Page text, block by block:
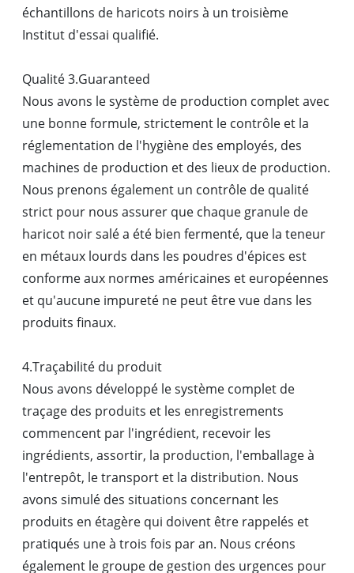
échantillons de haricots noirs à un troisième
Institut d'essai qualifié.
Qualité 3.Guaranteed
Nous avons le système de production complet avec
une bonne formule, strictement le contrôle et la
réglementation de l'hygiène des employés, des
machines de production et des lieux de production.
Nous prenons également un contrôle de qualité
strict pour nous assurer que chaque granule de
haricot noir salé a été bien fermenté, que la teneur
en métaux lourds dans les poudres d'épices est
conforme aux normes américaines et européennes
et qu'aucune impureté ne peut être vue dans les
produits finaux.
4.Traçabilité du produit
Nous avons développé le système complet de
traçage des produits et les enregistrements
commencent par l'ingrédient, recevoir les
ingrédients, assortir, la production, l'emballage à
l'entrepôt, le transport et la distribution. Nous
avons simulé des situations concernant les
produits en étagère qui doivent être rappelés et
pratiqués une à trois fois par an. Nous créons
également le groupe de gestion des urgences pour